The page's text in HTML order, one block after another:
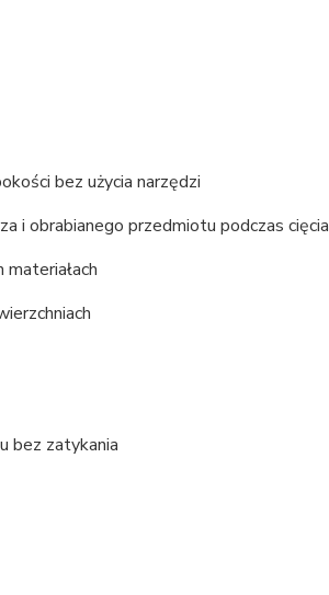
bez użycia narzędzi
i obrabianego przedmiotu podczas cięcia
bez zatykania